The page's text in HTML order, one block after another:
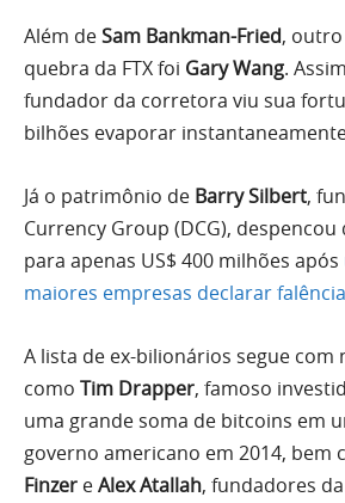
Além deSam Bankman-Fried,
quebra da FTX foi Gary Wang.
fundador da corretora viu sua
bilhões evaporar
Já o patrimônio de Barry Silbert,
Currency Group (DCG), despencou
para apenas US$ 400 milhões após
maiores empresas declarar falência
A lista de ex-bilionários segue com
como Tim Drapper, famoso
uma grande soma de bitcoins em
governo americano em 2014, bem
Finzer eAlex Atallah, fundadores